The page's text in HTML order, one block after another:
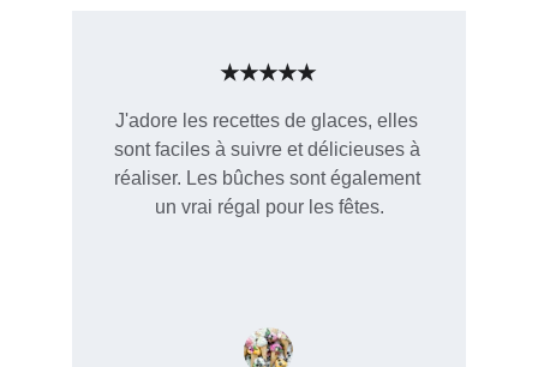
J'adore les recettes de glaces, elles
sont faciles à suivre et délicieuses à
réaliser. Les bûches sont également
un vrai régal pour les fêtes.
★★★★★